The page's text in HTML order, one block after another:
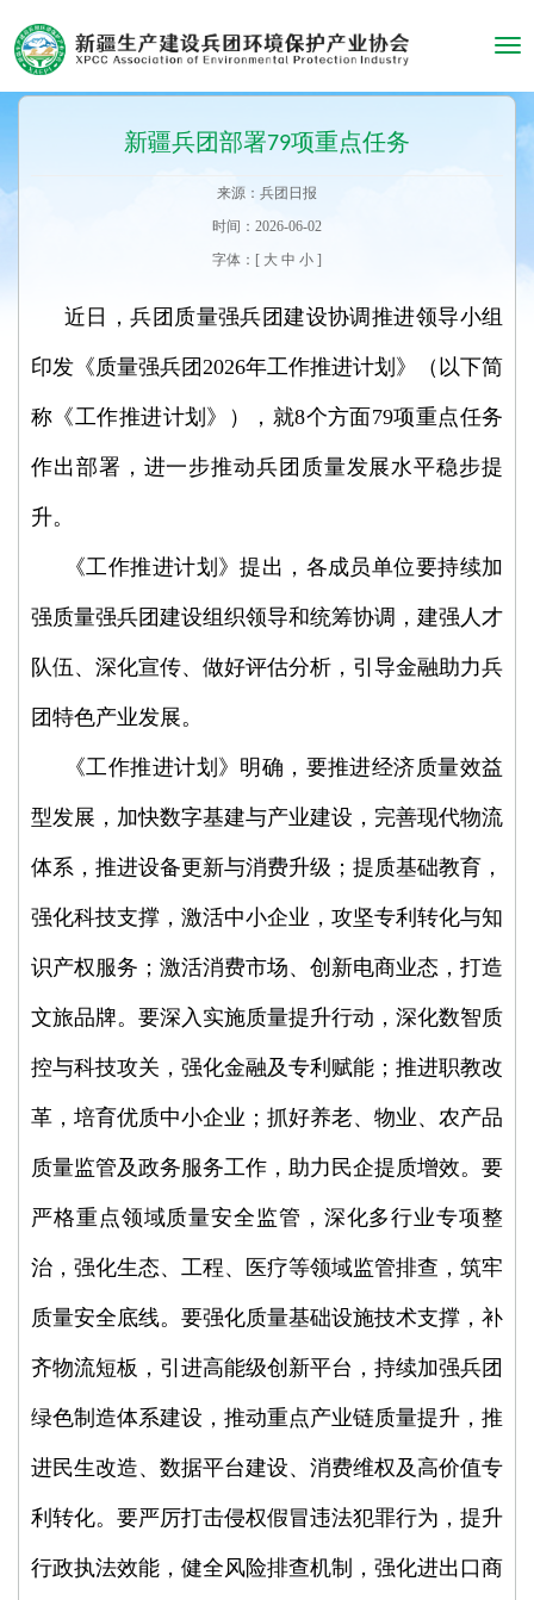
新疆兵团部署79项重点任务
来源：兵团日报
时间：2026-06-02
字体：[ 大 中 小 ]
近日，兵团质量强兵团建设协调推进领导小组
印发《质量强兵团2026年工作推进计划》（以下简
称《工作推进计划》），就8个方面79项重点任务
作出部署，进一步推动兵团质量发展水平稳步提
升。
《工作推进计划》提出，各成员单位要持续加
强质量强兵团建设组织领导和统筹协调，建强人才
队伍、深化宣传、做好评估分析，引导金融助力兵
团特色产业发展。
《工作推进计划》明确，要推进经济质量效益
型发展，加快数字基建与产业建设，完善现代物流
体系，推进设备更新与消费升级；提质基础教育，
强化科技支撑，激活中小企业，攻坚专利转化与知
识产权服务；激活消费市场、创新电商业态，打造
文旅品牌。要深入实施质量提升行动，深化数智质
控与科技攻关，强化金融及专利赋能；推进职教改
革，培育优质中小企业；抓好养老、物业、农产品
质量监管及政务服务工作，助力民企提质增效。要
严格重点领域质量安全监管，深化多行业专项整
治，强化生态、工程、医疗等领域监管排查，筑牢
质量安全底线。要强化质量基础设施技术支撑，补
齐物流短板，引进高能级创新平台，持续加强兵团
绿色制造体系建设，推动重点产业链质量提升，推
进民生改造、数据平台建设、消费维权及高价值专
利转化。要严厉打击侵权假冒违法犯罪行为，提升
行政执法效能，健全风险排查机制，强化进出口商